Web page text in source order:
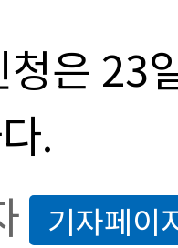
은 23
.
기자페이